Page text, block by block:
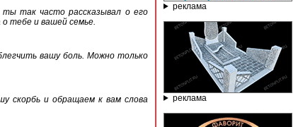
так часто рассказывал о его
тебе и вашей семье.
вашу боль. Можно только
скорбь и обращаем к вам слова
реклама
реклама